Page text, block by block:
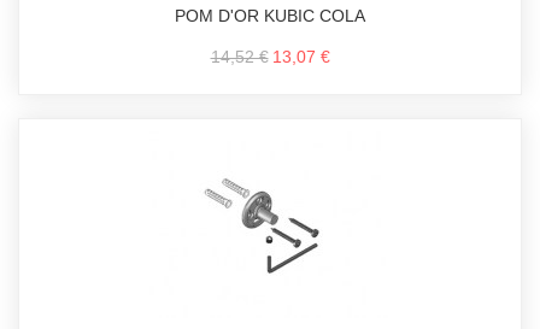
POM D'OR KUBIC COLA
14,52 € 13,07 €